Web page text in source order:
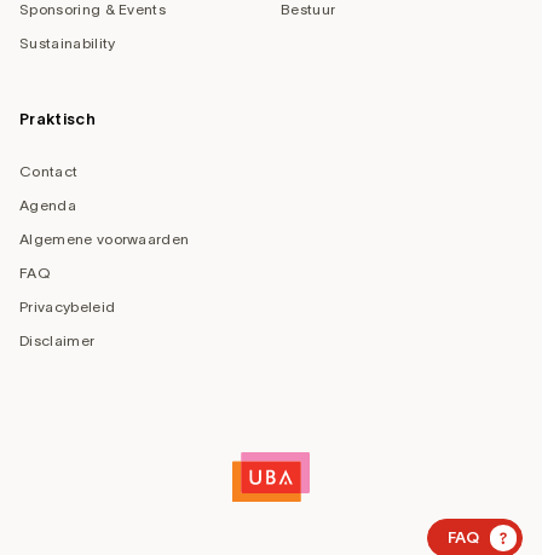
FAQ ?
Sponsoring & Events
Sustainability
Bestuur
Praktisch
Contact
Agenda
Algemene voorwaarden
FAQ
Privacybeleid
Disclaimer